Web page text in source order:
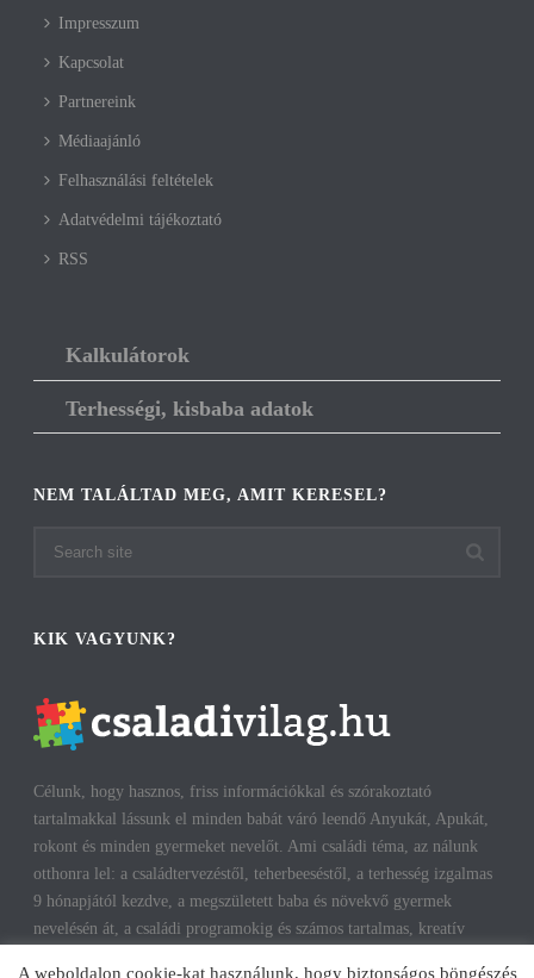
Impresszum
Kapcsolat
Partnereink
Médiaajánló
Felhasználási feltételek
Adatvédelmi tájékoztató
RSS
Kalkulátorok
Terhességi, kisbaba adatok
NEM TALÁLTAD MEG, AMIT KERESEL?
KIK VAGYUNK?
Célunk, hogy hasznos, friss információkkal és szórakoztató
tartalmakkal lássunk el minden babát váró leendő Anyukát, Apukát,
rokont és minden gyermeket nevelőt. Ami családi téma, az nálunk
otthonra lel: a családtervezéstől, teherbeeséstől, a terhesség izgalmas
9 hónapjától kezdve, a megszületett baba és növekvő gyermek
nevelésén át, a családi programokig és számos tartalmas, kreatív
A weboldalon cookie-kat használunk, hogy biztonságos böngészés